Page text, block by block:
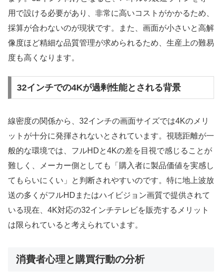
用で設ける必要があり、非常に高いコストがかかるため、
採算が合わないのが現状です。また、画面が小さいと高解
像度ほど精細な品質管理が求められるため、生産上の難易
度も高くなります。
32インチでの4Kが過剰性能とされる背景
線密度の関係から、32インチの画面サイズでは4Kのメリ
ットが十分に発揮されないとされています。視聴距離が一
般的な環境では、フルHDと4Kの差を目視で感じることが
難しく、メーカー側としても「購入者に製品価値を実感し
てもらいにくい」と判断されやすいのです。特に地上波放
送の多くがフルHDまたはハイビジョン画質で提供されて
いる現在、4K対応の32インチテレビを販売するメリット
は限られていると考えられています。
消費者心理と購買行動の分析